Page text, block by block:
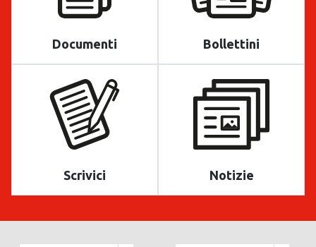
Documenti Bollettini
Scrivici Notizie